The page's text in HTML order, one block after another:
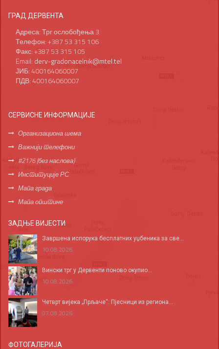
ГРАД ДЕРВЕНТА
Адреса: Трг ослобођења 3
Телефон: +387 53 315 106
Факс: +387 53 315 105
Email: derv-gradonacelnik@mtel.tel
ЈИБ: 400164060007
ПДВ: 400164060007
СЕРВИСНЕ ИНФОРМАЦИЈЕ
Организациона шема
Важнији телефони
#2176 (без наслова)
Институције РС
Мапа града
Мапа општине
ЗАДЊЕ ВИЈЕСТИ
Завршена испорука бесплатних уџбеника за све...
10.08.2026
Вински трг у Дервенти поново окупио...
10.08.2026
Четврт вијека „Прљаче“: Пјесници из региона...
07.08.2026
ФОТОГАЛЕРИЈА